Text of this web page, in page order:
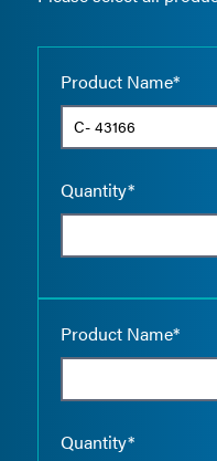
Product Name*
Quantity*
Product Name*
Quantity*